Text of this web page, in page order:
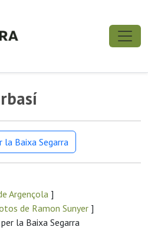
la Baixa Segarra
Argençola ]
de Ramon Sunyer ]
la Baixa Segarra